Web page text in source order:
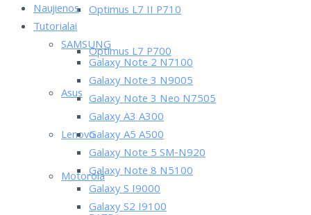
Optimus L7 II P710
Optimus L7 P700
Asus
Lenovo
Motorola
Naujienos
Tutorialai
SAMSUNG
Galaxy Note 2 N7100
Galaxy Note 3 N9005
Galaxy Note 3 Neo N7505
Galaxy A3 A300
Galaxy A5 A500
Galaxy Note 5 SM-N920
Galaxy Note 8 N5100
Galaxy S I9000
Galaxy S2 I9100